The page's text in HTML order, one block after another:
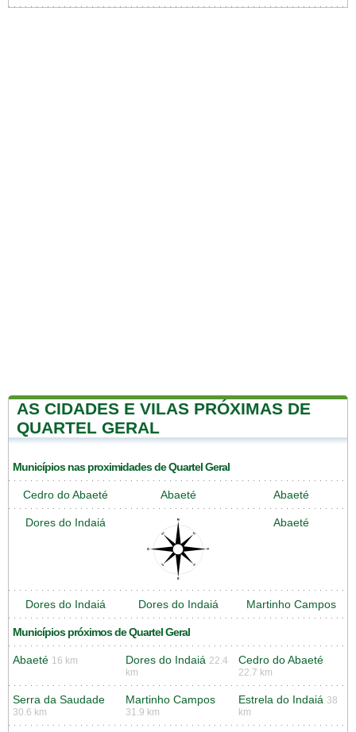
AS CIDADES E VILAS PRÓXIMAS DE
QUARTEL GERAL
Municípios nas proximidades de Quartel Geral
Cedro do Abaeté Abaeté Abaeté
Dores do Indaiá Abaeté
Dores do Indaiá Dores do Indaiá Martinho Campos
Municípios próximos de Quartel Geral
Abaeté 16 km Dores do Indaiá 22.4
km
Cedro do Abaeté
22.7 km
Serra da Saudade
30.6 km
Martinho Campos
31.9 km
Estrela do Indaiá 38
km